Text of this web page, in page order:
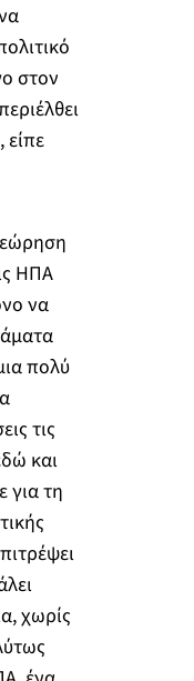
στον
ΗΠΑ
να
πολύ
τις
και
για τη
χωρίς